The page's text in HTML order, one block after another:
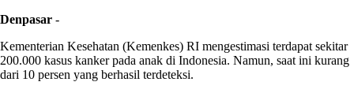
Denpasar -
Kementerian Kesehatan (Kemenkes) RI mengestimasi terdapat sekitar
200.000 kasus kanker pada anak di Indonesia. Namun, saat ini kurang
dari 10 persen yang berhasil terdeteksi.